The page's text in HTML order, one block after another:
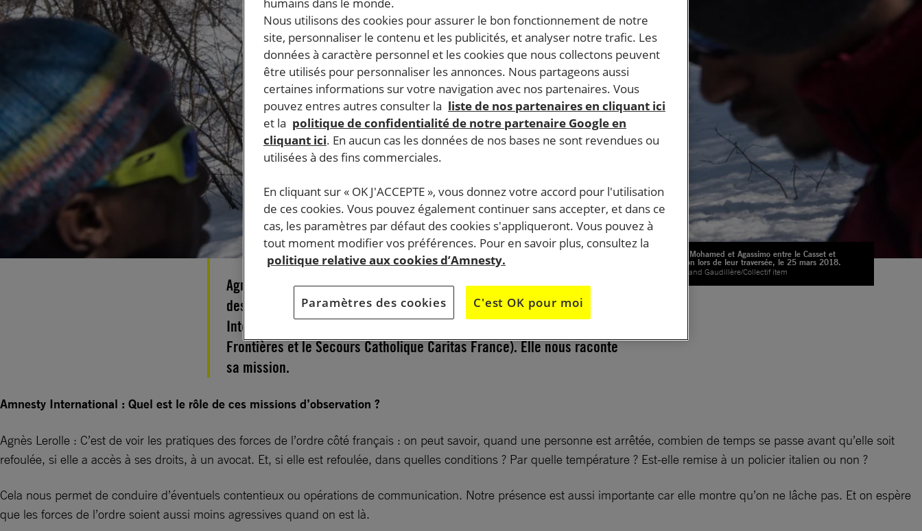
Djibril, Mohamed et Agassimo entre le Casset et
Briançon lors de leur traversée, le 25 mars 2018.
© Bertrand Gaudillère/Collectif item
Agnès Lerolle est chargée de coordination d’actions pour la défense
des personnes migrantes à la frontière franco-italienne (pour Amnesty
International France, la Cimade, Médecins du Monde, Médecins Sans
Frontières et le Secours Catholique Caritas France). Elle nous raconte
sa mission.
Amnesty International : Quel est le rôle de ces missions d’observation ?
Agnès Lerolle : C’est de voir les pratiques des forces de l’ordre côté français : on peut savoir, quand une personne est arrêtée, combien de temps se passe avant qu’elle soit
refoulée, si elle a accès à ses droits, à un avocat. Et, si elle est refoulée, dans quelles conditions ? Par quelle température ? Est-elle remise à un policier italien ou non ?
Cela nous permet de conduire d’éventuels contentieux ou opérations de communication. Notre présence est aussi importante car elle montre qu’on ne lâche pas. Et on espère
que les forces de l’ordre soient aussi moins agressives quand on est là.
Nous utilisons des cookies pour assurer le bon fonctionnement de notre
site, personnaliser le contenu et les publicités, et analyser notre trafic. Les
données à caractère personnel et les cookies que nous collectons peuvent
être utilisés pour personnaliser les annonces. Nous partageons aussi
certaines informations sur votre navigation avec nos partenaires. Vous
pouvez entres autres consulter la liste de nos partenaires en cliquant ici
et la politique de confidentialité de notre partenaire Google en
cliquant ici. En aucun cas les données de nos bases ne sont revendues ou
utilisées à des fins commerciales.
En cliquant sur « OK J'ACCEPTE », vous donnez votre accord pour l'utilisation
de ces cookies. Vous pouvez également continuer sans accepter, et dans ce
cas, les paramètres par défaut des cookies s'appliqueront. Vous pouvez à
tout moment modifier vos préférences. Pour en savoir plus, consultez la
politique relative aux cookies d’Amnesty.
Paramètres des cookies C'est OK pour moi